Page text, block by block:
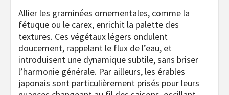
Allier les graminées ornementales, comme la
fétuque ou le carex, enrichit la palette des
textures. Ces végétaux légers ondulent
doucement, rappelant le flux de l’eau, et
introduisent une dynamique subtile, sans briser
l’harmonie générale. Par ailleurs, les érables
japonais sont particulièrement prisés pour leurs